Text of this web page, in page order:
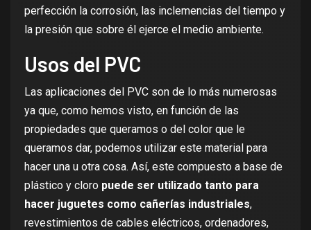
perfección la corrosión, las inclemencias del tiempo y
la presión que sobre él ejerce el medio ambiente.
Usos del PVC
Las aplicaciones del PVC son de lo más numerosas
ya que, como hemos visto, en función de las
propiedades que queramos o del color que le
queramos dar, podemos utilizar este material para
hacer una u otra cosa. Así, este compuesto a base de
plástico y cloro puede ser utilizado tanto para
hacer juguetes como cañerías industriales,
revestimientos de cables eléctricos, ordenadores,